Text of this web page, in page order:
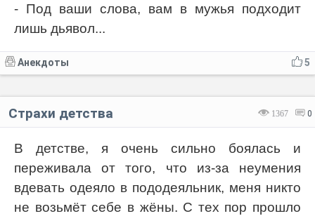
- Под ваши слова, вам в мужья подходит
лишь дьявол...
5
Анекдоты
1367 0
Страхи детства
В детстве, я очень сильно боялась и
переживала от того, что из-за неумения
вдевать одеяло в пододеяльник, меня никто
не возьмёт себе в жёны. С тех пор прошло